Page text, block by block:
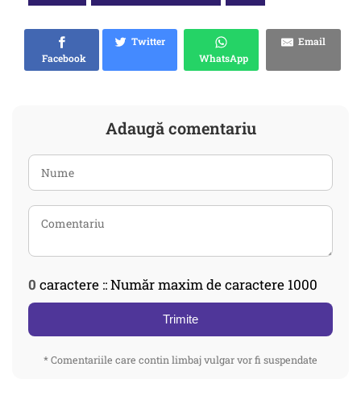
Facebook
Twitter
WhatsApp
Email
Adaugă comentariu
0 caractere :: Număr maxim de caractere 1000
Trimite
* Comentariile care contin limbaj vulgar vor fi suspendate